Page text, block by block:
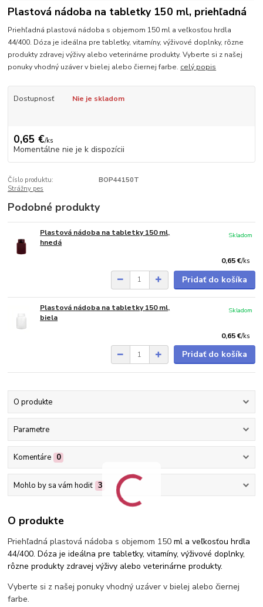
Plastová nádoba na tabletky 150 ml, priehľadná
Priehľadná plastová nádoba s objemom 150 ml a veľkosťou hrdla
44/400. Dóza je ideálna pre tabletky, vitamíny, výživové doplnky, rôzne
produkty zdravej výživy alebo veterinárne produkty. Vyberte si z našej
ponuky vhodný uzáver v bielej alebo čiernej farbe. celý popis
Dostupnosť Nie je skladom
0,65 €/ks
Momentálne nie je k dispozícii
Číslo produktu:
BOP44150T
Strážny pes
Podobné produkty
Plastová nádoba na tabletky 150 ml,
hnedá
0,65 €/ks
Skladom
Pridať do košíka
Plastová nádoba na tabletky 150 ml,
biela
0,65 €/ks
Skladom
Pridať do košíka
O produkte
Parametre
Komentáre 0
Mohlo by sa vám hodiť 3
O produkte
Priehľadná plastová nádoba s objemom 150ml a veľkosťou hrdla
44/400. Dóza je ideálna pre tabletky, vitamíny, výživové doplnky,
rôzne produkty zdravej výživy alebo veterinárne produkty.
Vyberte si z našej ponuky vhodný uzáver v bielej alebo čiernej
farbe.